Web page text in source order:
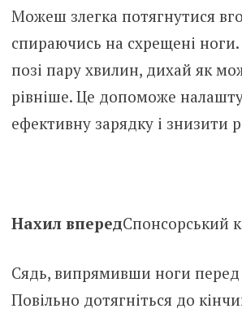
Можеш злегка потягнутися
спираючись на схрещені
позі пару хвилин, дихай як
рівніше. Це допоможе
ефективну зарядку і знизити
Нахил впередСпонсорський
Сядь, випрямивши ноги
Повільно дотягніться до